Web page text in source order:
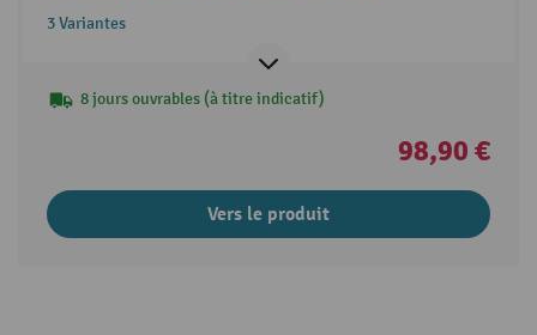
3 Variantes
8 jours ouvrables (à titre indicatif)
98,90 €
Vers le produit